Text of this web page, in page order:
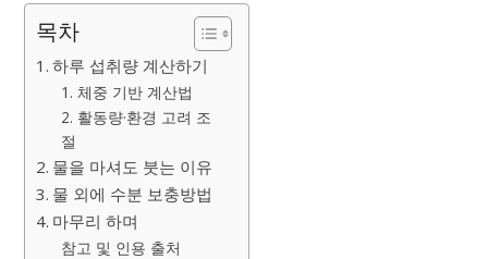
목차
하루 섭취량 계산하기
1. 체중 기반 계산법
2. 활동량·환경 고려 조
절
물을 마셔도 붓는 이유
물 외에 수분 보충방법
마무리 하며
참고 및 인용 출처